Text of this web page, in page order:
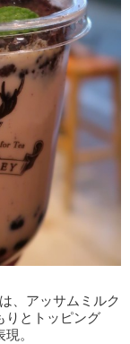
、アッサムミルク
りとトッピング
。